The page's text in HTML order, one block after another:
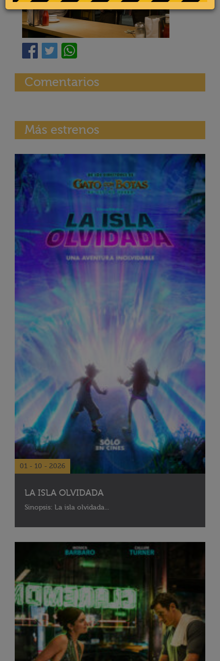
Comentarios
Más estrenos
01 - 10 - 2026
LA ISLA OLVIDADA
Sinopsis: La isla olvidada...